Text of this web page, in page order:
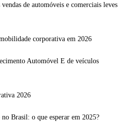
de automóveis e comerciais leves
corporativa em 2026
Automóvel E de veículos
2026
Brasil: o que esperar em 2025?